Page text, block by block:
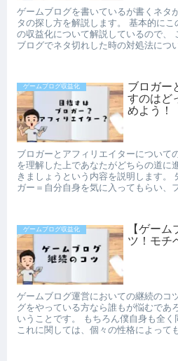
ゲームブログを書いているが書くネタ
タの探し方を解説します。 基本的に
の収益化について解説しているので、
ブログでネタ切れした時の対処法につ
ゲームブログ収益化
ブロガー
すのはど
めよう！
ブロガーとアフィリエイターについて
を理解した上であなたがどちらの道に
きましょうという内容を説明します。
ガー＝自分自身を気に入ってもらい、
ゲームブログ収益化
【ゲー
ツ！モチ
ゲームブログ運営においての継続のコ
グをやっている方なら誰もが悩むであ
いうことです。 もちろん僕自身も全く
これに関しては、個々の性格によって